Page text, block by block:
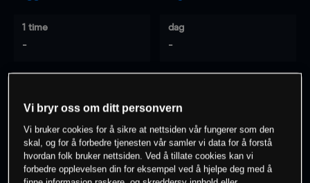
1 time
-
dag
-
- -
0% av kunder erpå dette instrumentet
Vi bryr oss om ditt personvern
Vi bruker cookies for å sikre at nettsiden vår fungerer som den
skal, og for å forbedre tjenesten vår samler vi data for å forstå
hvordan folk bruker nettsiden. Ved å tillate cookies kan vi
forbedre opplevelsen din for eksempel ved å hjelpe deg med å